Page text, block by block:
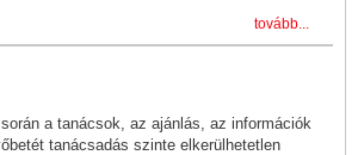
tovább...
a tanácsok, az ajánlás, az információk
tanácsadás szinte elkerülhetetlen